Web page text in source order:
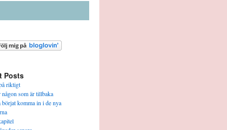
Posts
riktigt
någon som är tillbaka
komma in i de nya